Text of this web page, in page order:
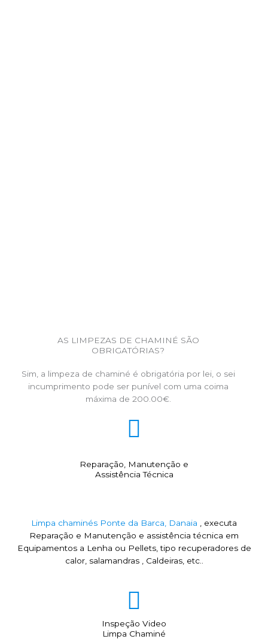
AS LIMPEZAS DE CHAMINÉ SÃO
OBRIGATÓRIAS?
Sim, a limpeza de chaminé é obrigatória por lei, o sei
incumprimento pode ser punível com uma coima
máxima de 200.00€.
Reparação, Manutenção e
Assistência Técnica
Limpa chaminés Ponte da Barca, Danaia , executa
Reparação e Manutenção e assistência técnica em
Equipamentos a Lenha ou Pellets, tipo recuperadores de
calor, salamandras , Caldeiras, etc..
Inspeção Video
Limpa Chaminé